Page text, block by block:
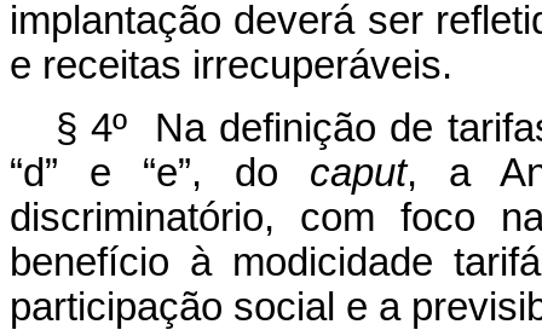
implantação deverá ser
e receitas irrecuperáveis.
§ 4º Na definição de
“d” e “e”, do caput, a
discriminatório, com foco
benefício à modicidade
participação social e a